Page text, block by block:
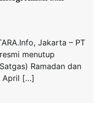
Jakarta – PT
menutup
Ramadan dan
April […]